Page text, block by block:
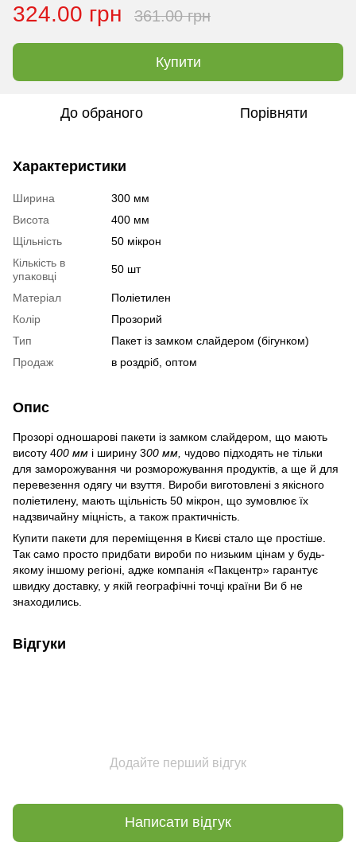
324.00 грн 361.00 грн
Купити
До обраного Порівняти
Характеристики
Ширина
300 мм
Висота
400 мм
Щільність
50 мікрон
Кількість в
упаковці
50 шт
Матеріал
Поліетилен
Колір
Прозорий
Тип
Пакет із замком слайдером (бігунком)
Продаж
в роздріб, оптом
Опис
Прозорі одношарові пакети із замком слайдером, що мають
висоту 400 мм і ширину 300 мм, чудово підходять не тільки
для заморожування чи розморожування продуктів, а ще й для
перевезення одягу чи взуття. Вироби виготовлені з якісного
поліетилену, мають щільність 50 мікрон, що зумовлює їх
надзвичайну міцність, а також практичність.
Купити пакети для переміщення в Києві стало ще простіше.
Так само просто придбати вироби по низьким цінам у будь-
якому іншому регіоні, адже компанія «Пакцентр» гарантує
швидку доставку, у якій географічні точці країни Ви б не
знаходились.
Відгуки
Додайте перший відгук
Написати відгук